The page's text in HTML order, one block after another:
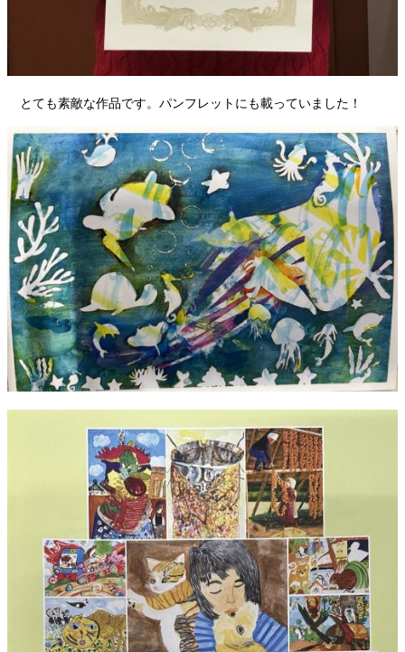
とても素敵な作品です。パンフレットにも載っていました！